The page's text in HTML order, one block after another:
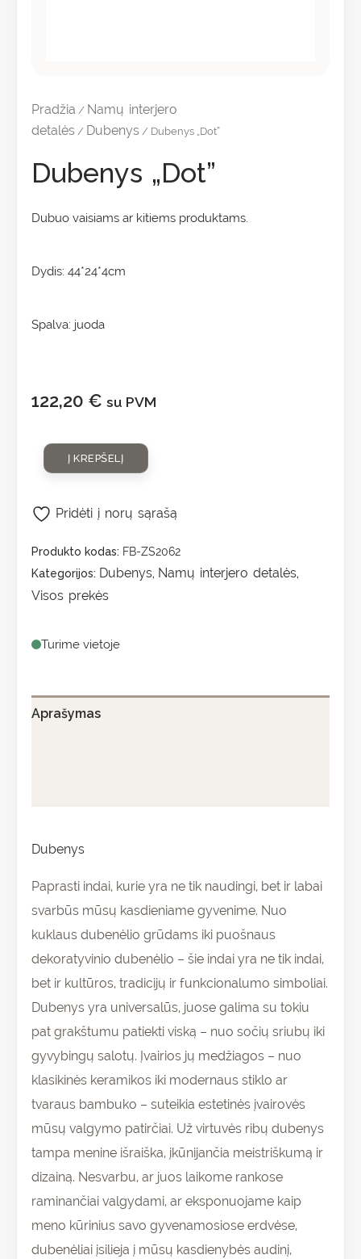
Pradžia / Namų interjero
detalės / Dubenys / Dubenys „Dot”
Dubenys „Dot”
Dubuo vaisiams ar kitiems produktams.
Dydis: 44*24*4cm
Spalva: juoda
122,20 € su PVM
Į KREPŠELĮ
Produkto kodas: FB-ZS2062
Kategorijos: Dubenys, Namų interjero detalės,
Visos prekės
Turime vietoje
Pridėti į norų sąrašą
Aprašymas
Dubenys
Paprasti indai, kurie yra ne tik naudingi, bet ir labai
svarbūs mūsų kasdieniame gyvenime. Nuo
kuklaus dubenėlio grūdams iki puošnaus
dekoratyvinio dubenėlio – šie indai yra ne tik indai,
bet ir kultūros, tradicijų ir funkcionalumo simboliai.
Dubenys yra universalūs, juose galima su tokiu
pat grakštumu patiekti viską – nuo sočių sriubų iki
gyvybingų salotų. Įvairios jų medžiagos – nuo
klasikinės keramikos iki modernaus stiklo ar
tvaraus bambuko – suteikia estetinės įvairovės
mūsų valgymo patirčiai. Už virtuvės ribų dubenys
tampa menine išraiška, įkūnijančia meistriškumą ir
dizainą. Nesvarbu, ar juos laikome rankose
raminančiai valgydami, ar eksponuojame kaip
meno kūrinius savo gyvenamosiose erdvėse,
dubenėliai įsilieja į mūsų kasdienybės audinį,